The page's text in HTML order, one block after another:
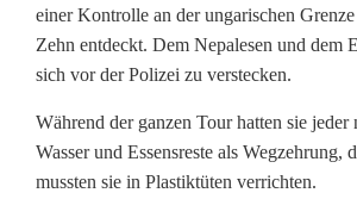
e
p
a
l
einer Kontrolle an der ungarischen
Zehn entdeckt. Dem Nepalesen und dem
sich vor der Polizei zu verstecken.
Während der ganzen Tour hatten sie jeder
Wasser und Essensreste als Wegzehrung,
mussten sie in Plastiktüten verrichten.